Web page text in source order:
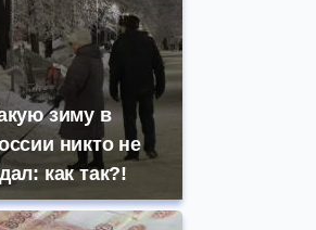
зиму в
никто не
как так?!